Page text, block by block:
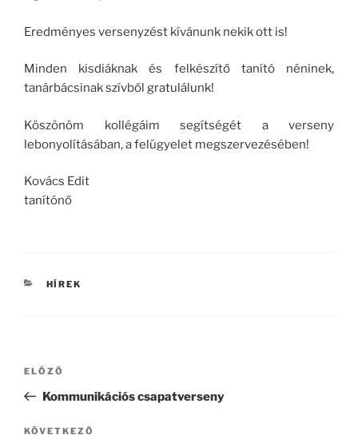
Eredményes versenyzést kívánunk nekik ott is!
Minden kisdiáknak és felkészítő tanító néninek,
tanárbácsinak szívből gratulálunk!
Köszönöm kollégáim segítségét a verseny
lebonyolításában, a felügyelet megszervezésében!
Kovács Edit
tanítónő
KATEGÓRIÁK
HÍREK
Bejegyzés
Korábbi
bejegyzés
ELŐZŐ
Kommunikációs csapatverseny
Következő
KÖVETKEZŐ